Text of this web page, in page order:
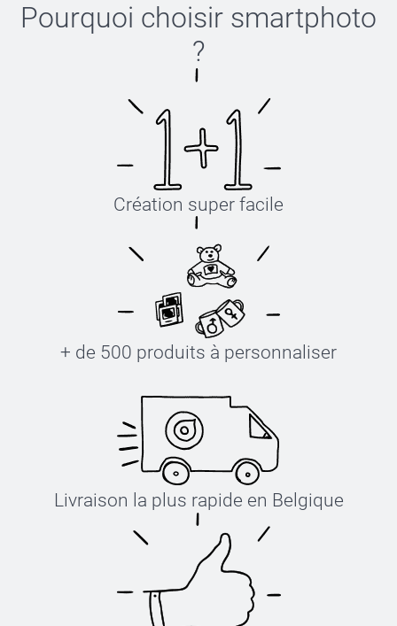
Pourquoi choisir smartphoto
?
Création super facile
+ de 500 produits à personnaliser
Livraison la plus rapide en Belgique